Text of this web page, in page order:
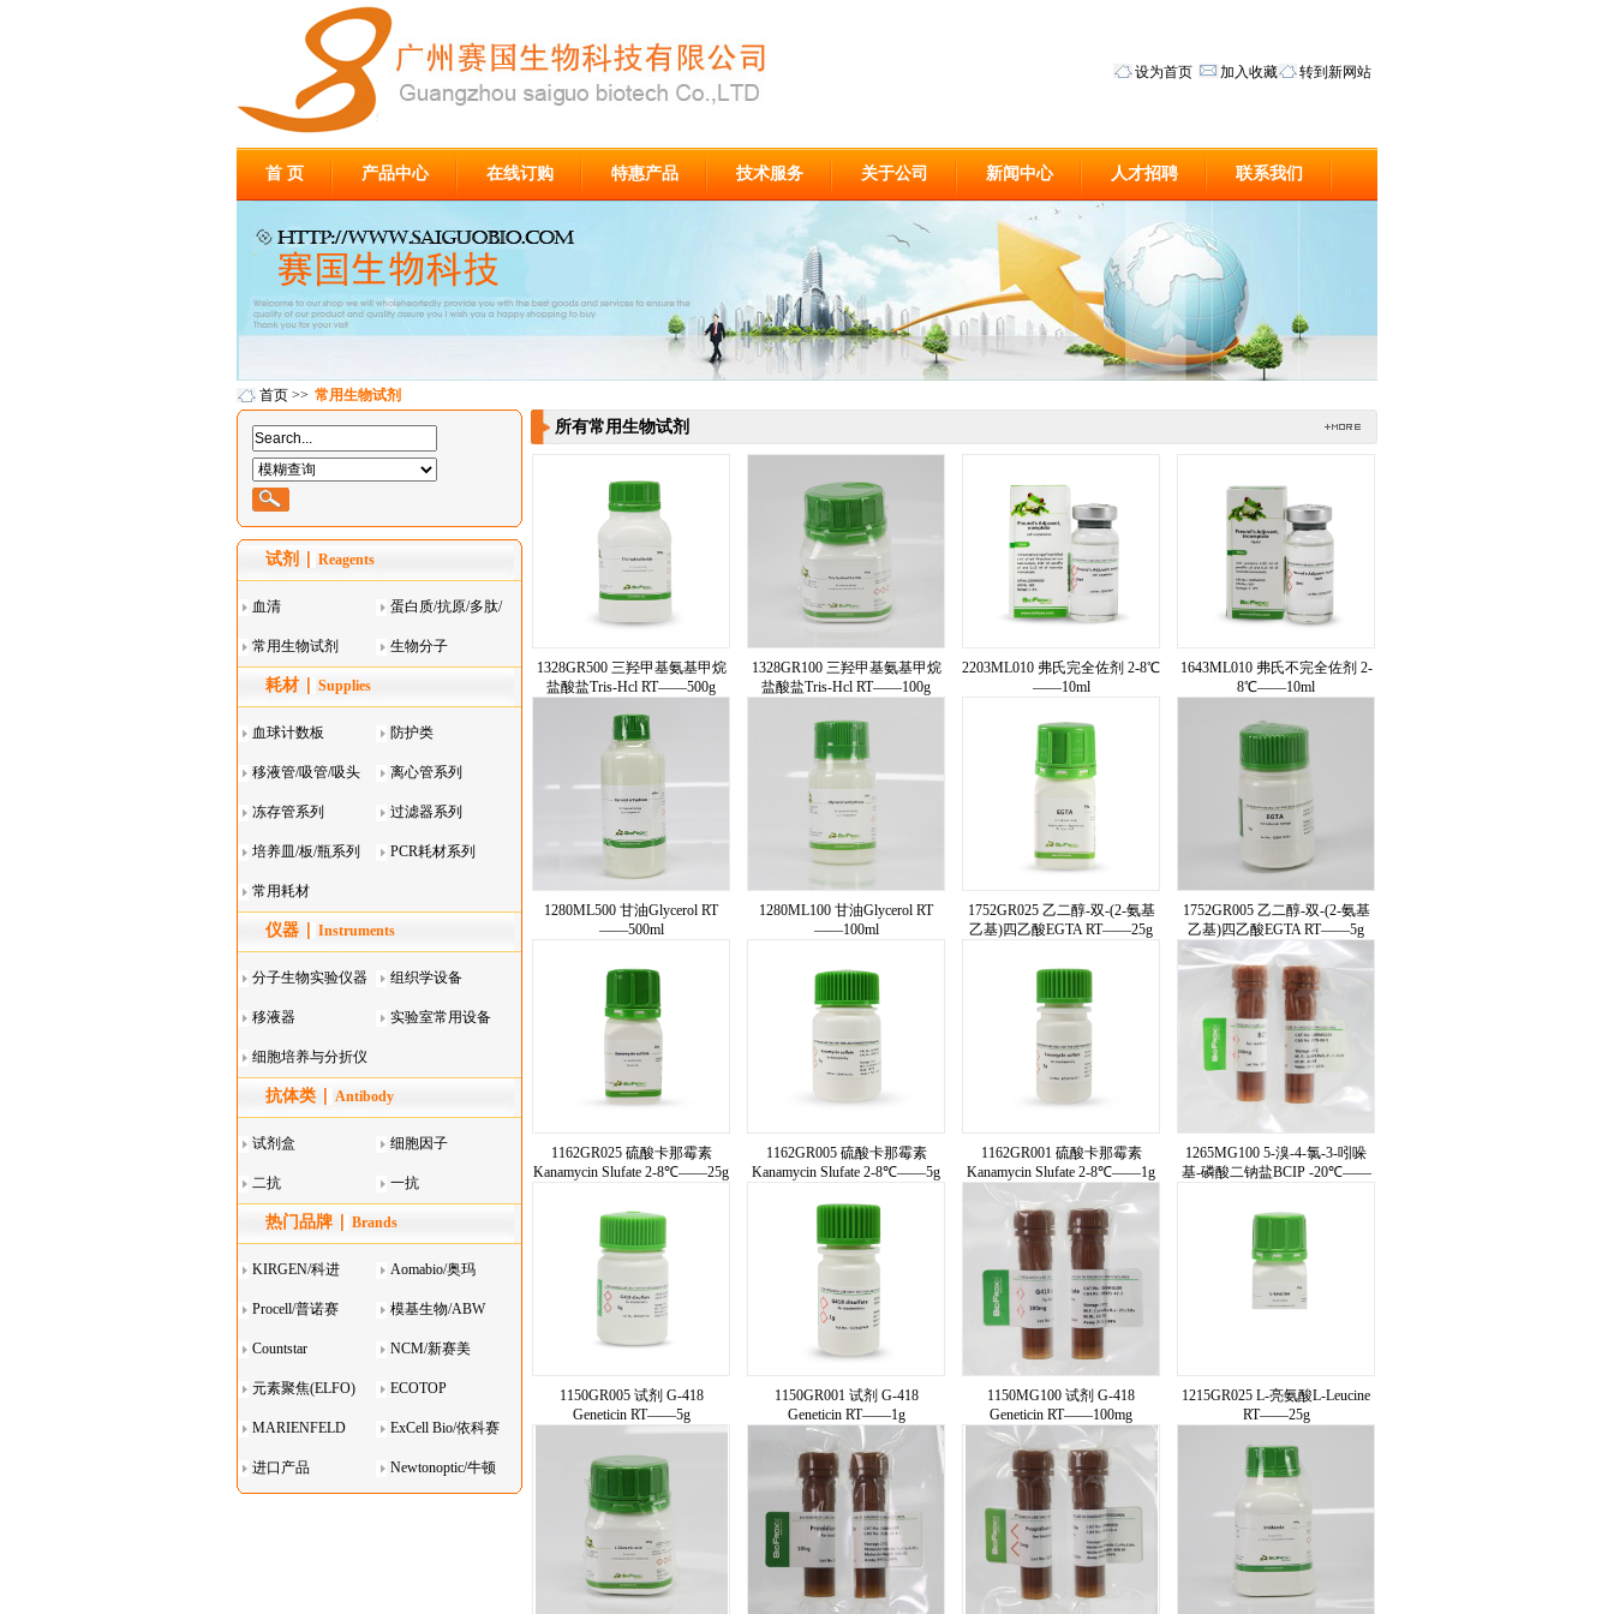
设为首页 加入收藏 转到新网站
首 页 产品中心 在线订购 特惠产品 技术服务 关于公司 新闻中心 人才招聘 联系我们
首页 >> 常用生物试剂
试剂 Reagents
血清 蛋白质/抗原/多肽/
酶
常用生物试剂 生物分子
耗材 Supplies
血球计数板 防护类
移液管/吸管/吸头
系列
离心管系列
冻存管系列 过滤器系列
培养皿/板/瓶系列 PCR耗材系列
常用耗材
仪器 Instruments
分子生物实验仪器 组织学设备
移液器 实验室常用设备
细胞培养与分折仪
器叠
抗体类 Antibody
试剂盒 细胞因子
二抗 一抗
热门品牌 Brands
KIRGEN/科进 Aomabio/奥玛
Procell/普诺赛 模基生物/ABW
Countstar NCM/新赛美
元素聚焦(ELFO) ECOTOP
MARIENFELD ExCell Bio/依科赛
进口产品 Newtonoptic/牛顿
所有常用生物试剂
1328GR500 三羟甲基氨基甲烷
盐酸盐Tris-Hcl RT——500g
1328GR100 三羟甲基氨基甲烷
盐酸盐Tris-Hcl RT——100g
2203ML010 弗氏完全佐剂 2-8℃
——10ml
1643ML010 弗氏不完全佐剂 2-
8℃——10ml
1280ML500 甘油Glycerol RT
——500ml
1280ML100 甘油Glycerol RT
——100ml
1752GR025 乙二醇-双-(2-氨基
乙基)四乙酸EGTA RT——25g
1752GR005 乙二醇-双-(2-氨基
乙基)四乙酸EGTA RT——5g
1162GR025 硫酸卡那霉素
Kanamycin Slufate 2-8℃——25g
1162GR005 硫酸卡那霉素
Kanamycin Slufate 2-8℃——5g
1162GR001 硫酸卡那霉素
Kanamycin Slufate 2-8℃——1g
1265MG100 5-溴-4-氯-3-吲哚
基-磷酸二钠盐BCIP -20℃——
1150GR005 试剂 G-418
Geneticin RT——5g
1150GR001 试剂 G-418
Geneticin RT——1g
1150MG100 试剂 G-418
Geneticin RT——100mg
1215GR025 L-亮氨酸L-Leucine
RT——25g